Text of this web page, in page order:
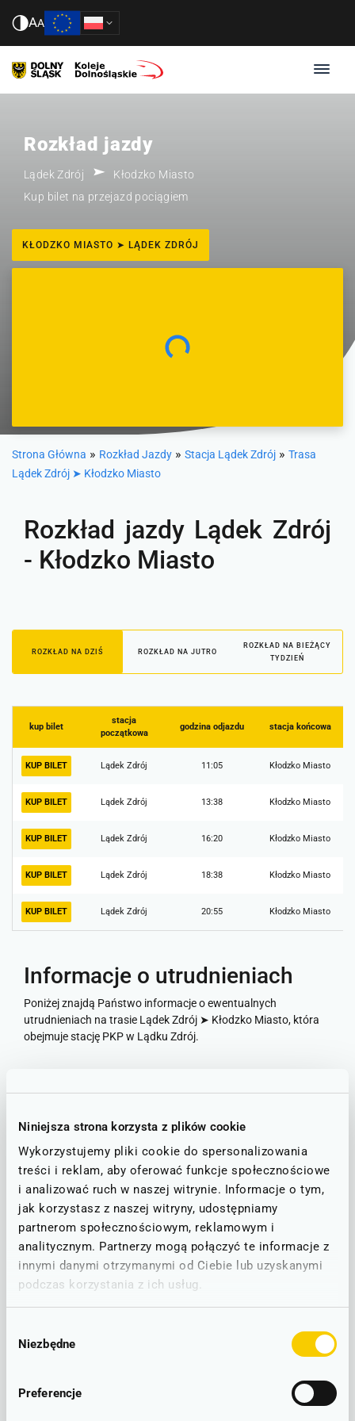
Niniejsza strona korzysta z plików cookie
Wykorzystujemy pliki cookie do spersonalizowania
treści i reklam, aby oferować funkcje społecznościowe
i analizować ruch w naszej witrynie. Informacje o tym,
jak korzystasz z naszej witryny, udostępniamy
partnerom społecznościowym, reklamowym i
analitycznym. Partnerzy mogą połączyć te informacje z
innymi danymi otrzymanymi od Ciebie lub uzyskanymi
podczas korzystania z ich usług.
zgody
Niezbędne
Preferencje
AA
Rozkład jazdy
Lądek Zdrój
Kłodzko Miasto
Kup bilet na przejazd pociągiem
KŁODZKO MIASTO ➤ LĄDEK ZDRÓJ
Strona Główna » Rozkład Jazdy » Stacja Lądek Zdrój » Trasa
Lądek Zdrój ➤ Kłodzko Miasto
Rozkład jazdy Lądek Zdrój
- Kłodzko Miasto
ROZKŁAD NA DZIŚ ROZKŁAD NA JUTRO
ROZKŁAD NA BIEŻĄCY
TYDZIEŃ
stacja
początkowa
godzina odjazdu stacja końcowa
kup bilet
Lądek Zdrój 11:05 Kłodzko Miasto
KUP BILET
Lądek Zdrój 13:38 Kłodzko Miasto
KUP BILET
Lądek Zdrój 16:20 Kłodzko Miasto
KUP BILET
Lądek Zdrój 18:38 Kłodzko Miasto
KUP BILET
Lądek Zdrój 20:55 Kłodzko Miasto
KUP BILET
Informacje o utrudnieniach
Poniżej znajdą Państwo informacje o ewentualnych
utrudnieniach na trasie Lądek Zdrój ➤ Kłodzko Miasto, która
obejmuje stację PKP w Lądku Zdrój.
STAN NA DZIEŃ: 08.08.2026
D92 Kłodzko - Lądek-Zdrój - Stronie Śląskie ■
Stronie Śląskie doznają opóźnień.
Za utrudnienia przepraszamy.
UTRUDNIENIA W RUCHU
Od dnia07.08.2026 r. od godziny 12:00zmieniona została lokalizacja
Ołdrzychowice skrzyżowanie ulic Kłodzkiej z Krótką.
Ponadto następuje zmiana lokalizacji przystanku ZKA
Radochów,
ZMIANY W ROZKŁADZIE